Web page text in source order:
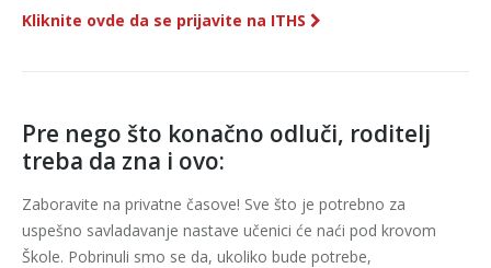
Kliknite ovde da se prijavite na ITHS
Pre nego što konačno odluči, roditelj
treba da zna i ovo:
Zaboravite na privatne časove! Sve što je potrebno za
uspešno savladavanje nastave učenici će naći pod krovom
Škole. Pobrinuli smo se da, ukoliko bude potrebe,